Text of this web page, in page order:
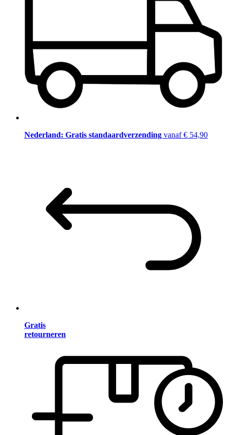
Nederland: Gratis standaardverzending vanaf € 54,90
Gratis
retourneren